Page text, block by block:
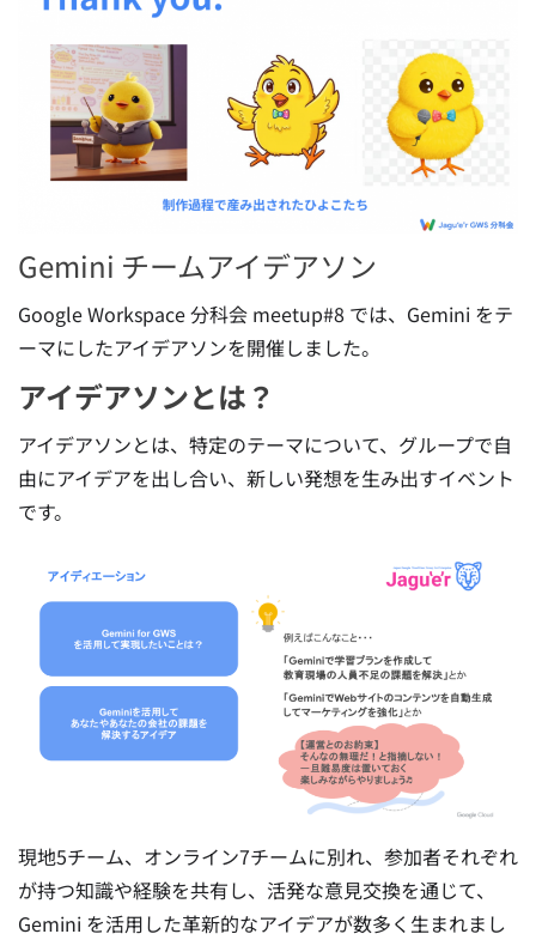
Gemini チームアイデアソン
Google Workspace 分科会 meetup#8 では、Gemini をテ
ーマにしたアイデアソンを開催しました。
アイデアソンとは？
アイデアソンとは、特定のテーマについて、グループで自
由にアイデアを出し合い、新しい発想を生み出すイベント
です。
現地5チーム、オンライン7チームに別れ、参加者それぞれ
が持つ知識や経験を共有し、活発な意見交換を通じて、
Gemini を活用した革新的なアイデアが数多く生まれまし